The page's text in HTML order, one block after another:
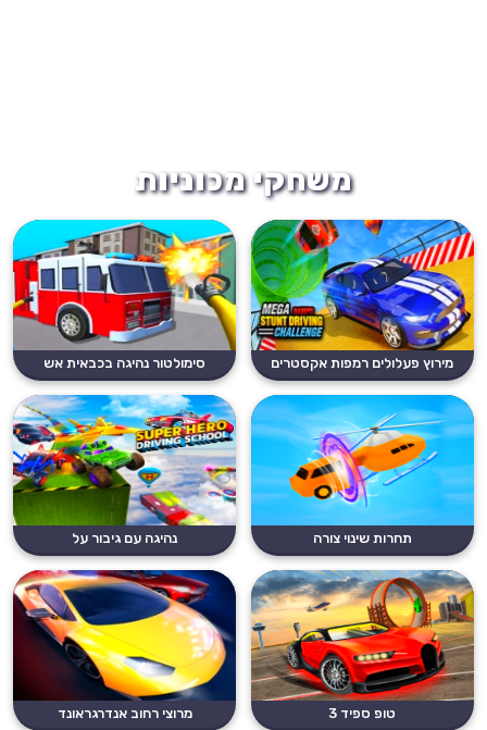
משחקי מכוניות
מירוץ פעלולים רמפות אקסטרים סימולטור נהיגה בכבאית אש
תחרות שינוי צורה נהיגה עם גיבור על
טופ ספיד 3 מרוצי רחוב אנדרגראונד